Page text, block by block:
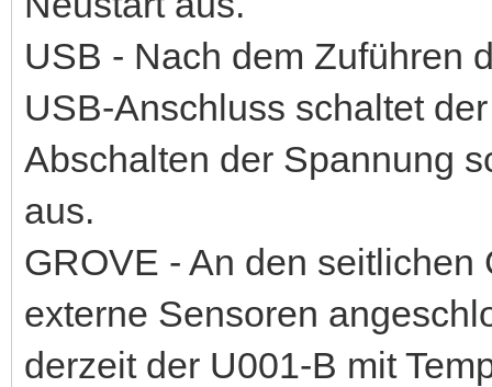
USB - Nach dem Zuführen
USB-Anschluss schaltet
Abschalten der Spannung
aus.
GROVE - An den
externe Sensoren
derzeit der U001-B mit